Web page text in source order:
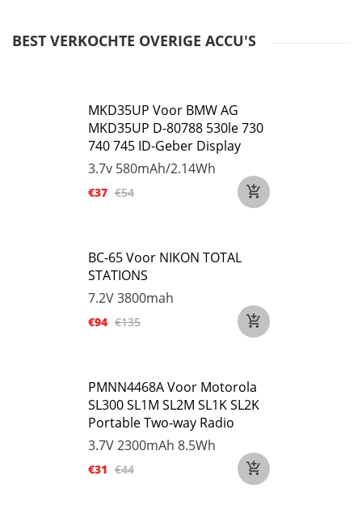
BEST VERKOCHTE OVERIGE ACCU'S
MKD35UP Voor BMW AG
MKD35UP D-80788 530le 730
740 745 ID-Geber Display
3.7v 580mAh/2.14Wh
€37 €54
BC-65 Voor NIKON TOTAL
STATIONS
7.2V3800mah
€94 €135
PMNN4468A Voor Motorola
SL300 SL1M SL2M SL1K SL2K
Portable Two-way Radio
3.7V2300mAh 8.5Wh
€31 €44